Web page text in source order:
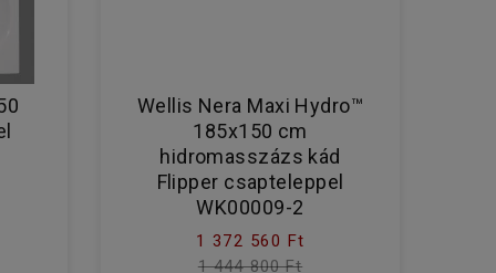
Wellis Nera Maxi Hydro™
185x150 cm
hidromasszázs kád
Flipper csapteleppel
WK00009-2
1 372 560 Ft
1 444 800 Ft